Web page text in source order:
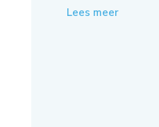
Lees meer